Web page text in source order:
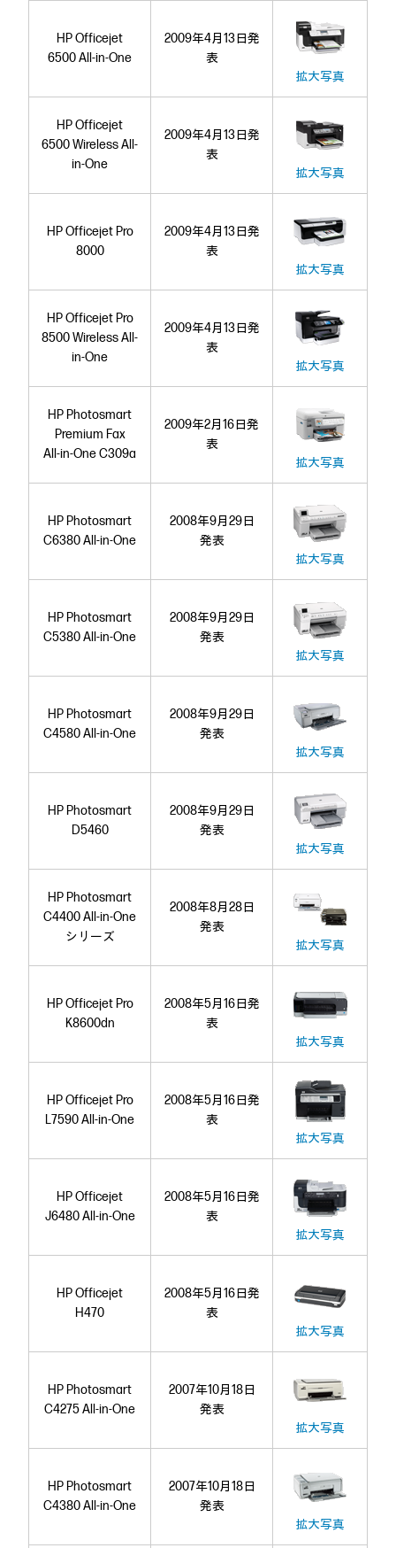
HP Officejet
6500 All-in-One
2009年4月13日発
表
拡大写真
HP Officejet
6500 Wireless All-
in-One
2009年4月13日発
表
拡大写真
HP Officejet Pro
8000
2009年4月13日発
表
拡大写真
HP Officejet Pro
8500 Wireless All-
in-One
2009年4月13日発
表
拡大写真
HP Photosmart
Premium Fax
All-in-One C309a
2009年2月16日発
表
拡大写真
HP Photosmart
C6380 All-in-One
2008年9月29日
発表
拡大写真
HP Photosmart
C5380 All-in-One
2008年9月29日
発表
拡大写真
HP Photosmart
C4580 All-in-One
2008年9月29日
発表
拡大写真
HP Photosmart
D5460
2008年9月29日
発表
拡大写真
HP Photosmart
C4400 All-in-One
シリーズ
2008年8月28日
発表
拡大写真
HP Officejet Pro
K8600dn
2008年5月16日発
表
拡大写真
HP Officejet Pro
L7590 All-in-One
2008年5月16日発
表
拡大写真
HP Officejet
J6480 All-in-One
2008年5月16日発
表
拡大写真
HP Officejet
H470
2008年5月16日発
表
拡大写真
HP Photosmart
C4275 All-in-One
2007年10月18日
発表
拡大写真
HP Photosmart
C4380 All-in-One
2007年10月18日
発表
拡大写真